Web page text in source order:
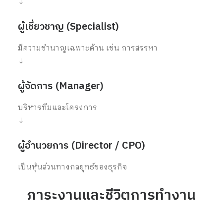
ผู้เชี่ยวชาญ (Specialist)
มีความชำนาญเฉพาะด้าน เช่น การสรรหา
↓
ผู้จัดการ (Manager)
บริหารทีมและโครงการ
↓
ผู้อำนวยการ (Director / CPO)
เป็นหุ้นส่วนทางกลยุทธ์ของธุรกิจ
ภาระงานและชีวิตการทำงาน